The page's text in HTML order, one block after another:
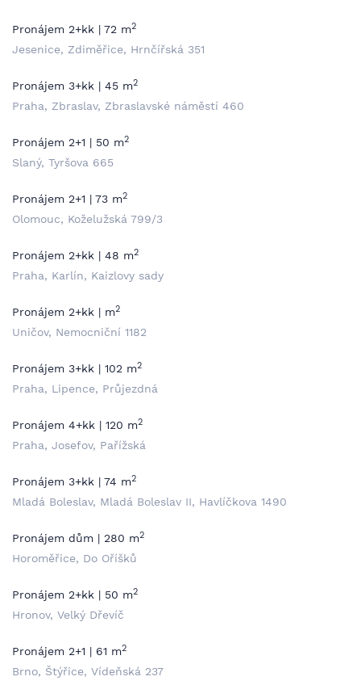
Pronájem 2+kk | 72 m2
Jesenice, Zdiměřice, Hrnčířská 351
Pronájem 3+kk | 45 m2
Praha, Zbraslav, Zbraslavské náměstí 460
Pronájem 2+1 | 50 m2
Slaný, Tyršova 665
Pronájem 2+1 | 73 m2
Olomouc, Koželužská 799/3
Pronájem 2+kk | 48 m2
Praha, Karlín, Kaizlovy sady
Pronájem 2+kk | m2
Uničov, Nemocniční 1182
Pronájem 3+kk | 102 m2
Praha, Lipence, Průjezdná
Pronájem 4+kk | 120 m2
Praha, Josefov, Pařížská
Pronájem 3+kk | 74 m2
Mladá Boleslav, Mladá Boleslav II, Havlíčkova 1490
Pronájem dům | 280 m2
Horoměřice, Do Oříšků
Pronájem 2+kk | 50 m2
Hronov, Velký Dřevíč
Pronájem 2+1 | 61 m2
Brno, Štýřice, Vídeňská 237